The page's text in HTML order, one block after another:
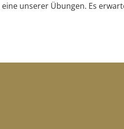
unserer Übungen. Es